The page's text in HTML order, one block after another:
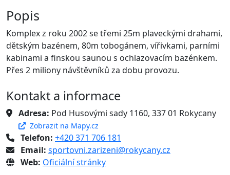
Popis
Komplex z roku 2002 se třemi 25m plaveckými drahami,
dětským bazénem, 80m tobogánem, vířivkami, parními
kabinami a finskou saunou s ochlazovacím bazénkem.
Přes 2 miliony návštěvníků za dobu provozu.
Kontakt a informace
Adresa: Pod Husovými sady 1160, 337 01 Rokycany
Zobrazit na Mapy.cz
Telefon: +420 371 706 181
Email: sportovni.zarizeni@rokycany.cz
Web: Oficiální stránky